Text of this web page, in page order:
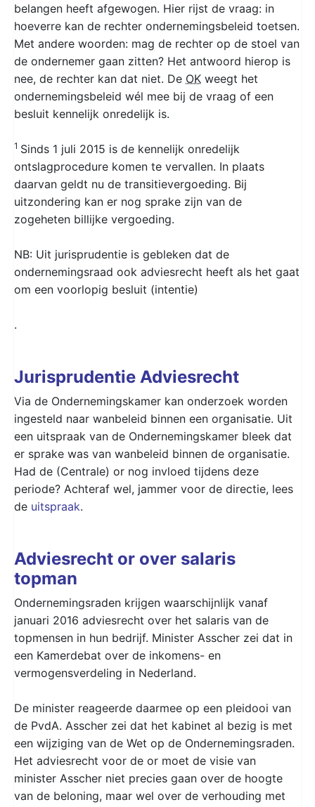
belangen heeft afgewogen. Hier rijst de vraag: in
hoeverre kan de rechter ondernemingsbeleid toetsen.
Met andere woorden: mag de rechter op de stoel van
de ondernemer gaan zitten? Het antwoord hierop is
nee, de rechter kan dat niet. De OK weegt het
ondernemingsbeleid wél mee bij de vraag of een
besluit kennelijk onredelijk is.
1 Sinds 1 juli 2015 is de kennelijk onredelijk
ontslagprocedure komen te vervallen. In plaats
daarvan geldt nu de transitievergoeding. Bij
uitzondering kan er nog sprake zijn van de
zogeheten billijke vergoeding.
NB: Uit jurisprudentie is gebleken dat de
ondernemingsraad ook adviesrecht heeft als het gaat
om een voorlopig besluit (intentie)
.
Jurisprudentie Adviesrecht
Via de Ondernemingskamer kan onderzoek worden
ingesteld naar wanbeleid binnen een organisatie. Uit
een uitspraak van de Ondernemingskamer bleek dat
er sprake was van wanbeleid binnen de organisatie.
Had de (Centrale) or nog invloed tijdens deze
periode? Achteraf wel, jammer voor de directie, lees
de uitspraak.
Adviesrecht or over salaris
topman
Ondernemingsraden krijgen waarschijnlijk vanaf
januari 2016 adviesrecht over het salaris van de
topmensen in hun bedrijf. Minister Asscher zei dat in
een Kamerdebat over de inkomens- en
vermogensverdeling in Nederland.
De minister reageerde daarmee op een pleidooi van
de PvdA. Asscher zei dat het kabinet al bezig is met
een wijziging van de Wet op de Ondernemingsraden.
Het adviesrecht voor de or moet de visie van
minister Asscher niet precies gaan over de hoogte
van de beloning, maar wel over de verhouding met